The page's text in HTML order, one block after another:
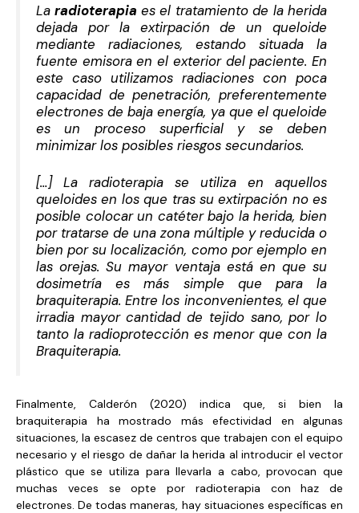
Laradioterapia es el tratamiento de la herida
dejada por la extirpación de un queloide
mediante radiaciones, estando situada la
fuente emisora en el exterior del paciente. En
este caso utilizamos radiaciones con poca
capacidad de penetración, preferentemente
electrones de baja energía, ya que el queloide
es un proceso superficial y se deben
minimizar los posibles riesgos secundarios.
[…] La radioterapia se utiliza en aquellos
queloides en los que tras su extirpación no es
posible colocar un catéter bajo la herida, bien
por tratarse de una zona múltiple y reducida o
bien por su localización, como por ejemplo en
las orejas. Su mayor ventaja está en que su
dosimetría es más simple que para la
braquiterapia. Entre los inconvenientes, el que
irradia mayor cantidad de tejido sano, por lo
tanto la radioprotección es menor que con la
Braquiterapia.
Finalmente, Calderón (2020) indica que, si bien la
braquiterapia ha mostrado más efectividad en algunas
situaciones, la escasez de centros que trabajen con el equipo
necesario y el riesgo de dañar la herida al introducir el vector
plástico que se utiliza para llevarla a cabo, provocan que
muchas veces se opte por radioterapia con haz de
electrones. De todas maneras, hay situaciones específicas en